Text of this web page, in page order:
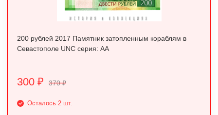
200 рублей 2017 Памятник затопленным кораблям в
Севастополе UNC серия: АА
300 ₽ 370₽
Осталось 2 шт.